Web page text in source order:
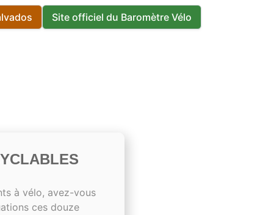
Site officiel du Baromètre Vélo
à vélo, avez-vous
ces douze